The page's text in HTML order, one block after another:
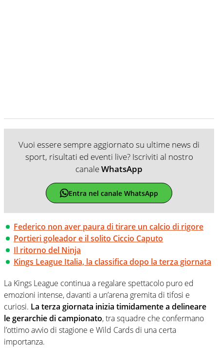
Vuoi essere sempre aggiornato su ultime news di
sport, risultati ed eventi live? Iscriviti al nostro
canaleWhatsApp
Entra nel canale WhatsApp
Federico non aver paura di tirare un calcio di rigore
Portieri goleador e il solito Ciccio Caputo
Il ritorno del Ninja
Kings League Italia, la classifica dopo la terza giornata
La Kings League continua a regalare spettacolo puro ed
emozioni intense, davanti a un’arena gremita di tifosi e
curiosi. La terza giornata inizia timidamente a delineare
le gerarchie di campionato, tra squadre che confermano
l’ottimo avvio di stagione e Wild Cards di una certa
importanza.